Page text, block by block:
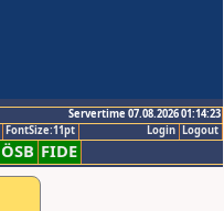
Servertime 07.08.2026 01:14:23
Logout
Login
FontSize:11pt
ÖSB FIDE